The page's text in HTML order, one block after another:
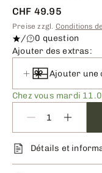
CHF 49.95
Preise zzgl. Conditions
/
0 question
Ajouter des extras:
Ajouter une
Chez vous mardi
Détails et